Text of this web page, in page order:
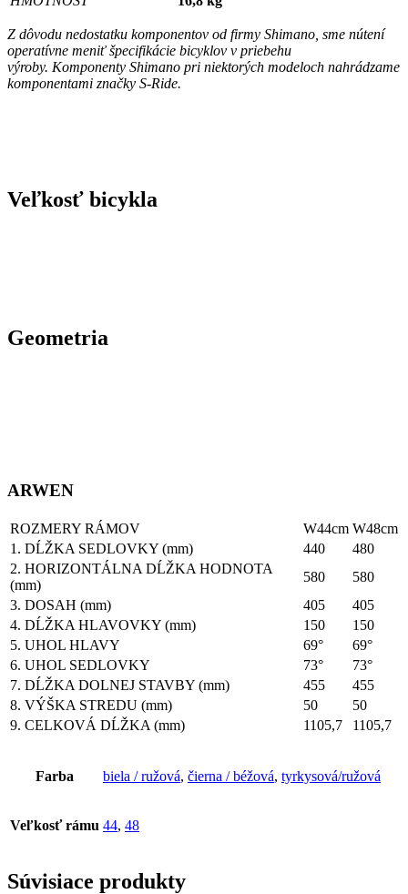
Z dôvodu nedostatku komponentov od firmy Shimano, sme nútení
operatívne meniť špecifikácie bicyklov v priebehu
výroby. Komponenty Shimano pri niektorých modeloch nahrádzame
komponentami značky S-Ride.
Veľkosť bicykla
Geometria
ARWEN
ROZMERY RÁMOV W44cm W48cm
1. DĹŽKA SEDLOVKY (mm)
440
480
2. HORIZONTÁLNA DĹŽKA HODNOTA
(mm)
580
580
3. DOSAH (mm)
405
405
4. DĹŽKA HLAVOVKY (mm)
150
150
5. UHOL HLAVY
69°
69°
6. UHOL SEDLOVKY
73°
73°
7. DĹŽKA DOLNEJ STAVBY (mm)
455
455
8. VÝŠKA STREDU (mm)
50
50
9. CELKOVÁ DĹŽKA (mm)
1105,7 1105,7
Farba biela / ružová, čierna / béžová, tyrkysová/ružová
Veľkosť rámu 44, 48
Súvisiace produkty